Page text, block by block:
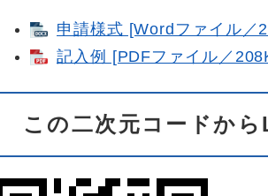
申請様式 [Wordファイル／
記入例 [PDFファイル／
この二次元コードか